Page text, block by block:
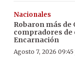
Nacionales
Robaron más de
compradores de
Encarnación
Agosto 7, 2026 09:45